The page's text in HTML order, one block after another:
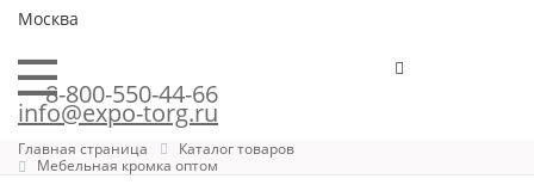
Москва
8-800-550-44-66
info@expo-torg.ru
Главная страница
Каталог товаров
Мебельная кромка оптом